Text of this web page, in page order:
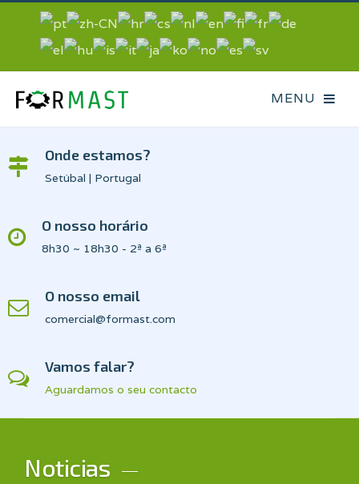
Onde estamos?
Setúbal | Portugal
O nosso horário
8h30 ~ 18h30 - 2ª a 6ª
O nosso email
comercial@formast.com
Vamos falar?
Aguardamos o seu contacto
Noticias